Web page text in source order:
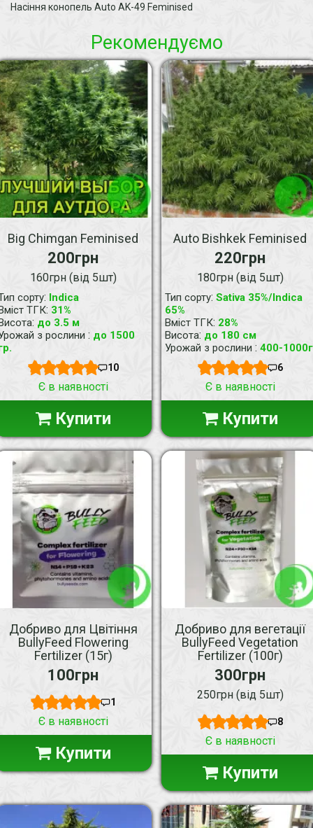
Насіння конопель Auto АK-49 Feminised
Рекомендуємо
Big Chimgan Feminised
200грн
160грн (від 5шт)
сорту: Indica
ТГК: 31%
: до 3.5 м
з рослини : до 1500
10
Є в наявності
Купити
Auto Bishkek Feminised
220грн
180грн (від 5шт)
Тип сорту: Sativa 35%/Indica
65%
Вміст ТГК: 28%
Висота: до 180 см
Урожай з рослини : 400-1000г
6
Є в наявності
Купити
Добриво для Цвітіння
BullyFeed Flowering
Fertilizer (15г)
100грн
1
Є в наявності
Купити
Добриво для вегетації
BullyFeed Vegetation
Fertilizer (100г)
300грн
250грн (від 5шт)
8
Є в наявності
Купити